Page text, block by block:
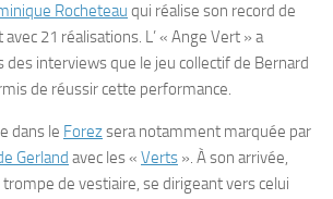
Rocheteau qui réalise son record de
21 réalisations. L’ « Ange Vert » a
des interviews que le jeu collectif de Bernard
de réussir cette performance.
dans le Forezsera notamment marquée par
Gerland avec les « Verts ». À son arrivée,
de vestiaire, se dirigeant vers celui